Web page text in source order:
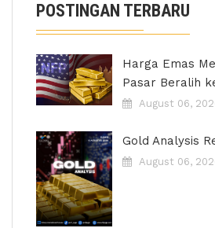
POSTINGAN TERBARU
Harga Emas
Pasar Beralih
August 06,
Gold Analysis
August 06,